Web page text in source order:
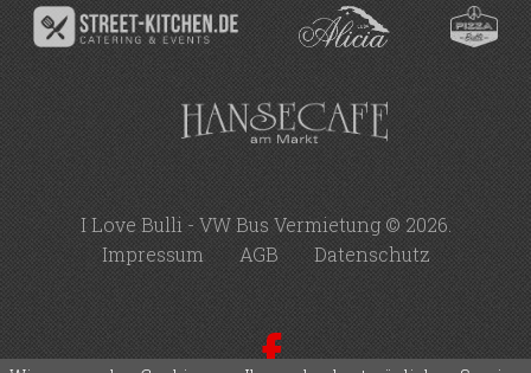
I Love Bulli - VW Bus Vermietung © 2026
Impressum
AGB Datenschutz